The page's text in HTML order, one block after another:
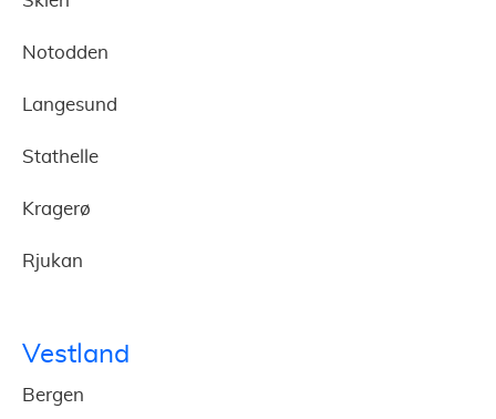
Notodden
Langesund
Stathelle
Kragerø
Rjukan
Vestland
Bergen